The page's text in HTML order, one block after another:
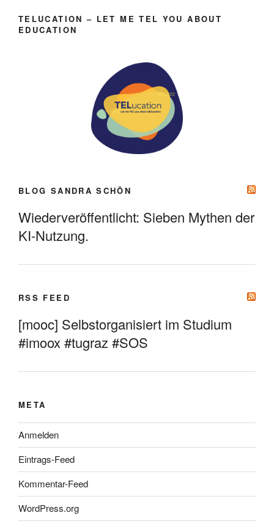
TELUCATION – LET ME TEL YOU ABOUT
EDUCATION
BLOG SANDRA SCHÖN
Wiederveröffentlicht: Sieben Mythen der
KI-Nutzung.
RSS FEED
[mooc] Selbstorganisiert im Studium
#imoox #tugraz #SOS
META
Anmelden
Eintrags-Feed
Kommentar-Feed
WordPress.org